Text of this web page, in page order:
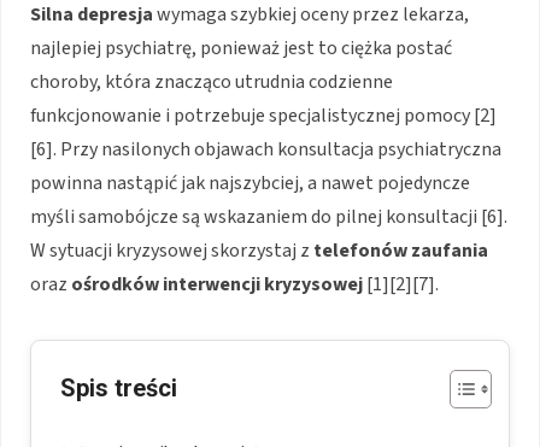
Silna depresjawymaga szybkiej oceny przez lekarza,
najlepiej psychiatrę, ponieważ jest to ciężka postać
choroby, która znacząco utrudnia codzienne
funkcjonowanie i potrzebuje specjalistycznej pomocy [2]
[6]. Przy nasilonych objawach konsultacja psychiatryczna
powinna nastąpić jak najszybciej, a nawet pojedyncze
myśli samobójcze są wskazaniem do pilnej konsultacji [6].
W sytuacji kryzysowej skorzystaj z telefonów zaufania
oraz ośrodków interwencji kryzysowej[1][2][7].
Spis treści